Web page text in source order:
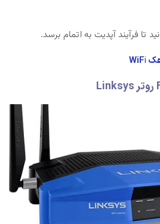
تا فرآیند آپدیت به اتمام برسد.
i